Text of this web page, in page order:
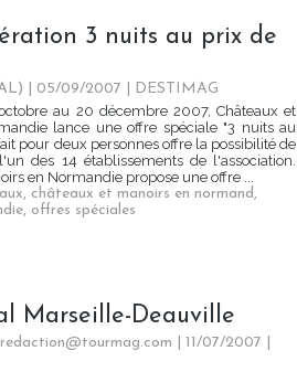
3 nuits au prix de
| 05/09/2007
DESTIMAG
au 20 décembre 2007, Châteaux et
lance une offre spéciale "3 nuits au
pour deux personnes offre la possibilité de
des 14 établissements de l'association.
en Normandie propose une offre ...
, châteaux et manoirs en normand,
, offres spéciales
Marseille-Deauville
| 11/07/2007